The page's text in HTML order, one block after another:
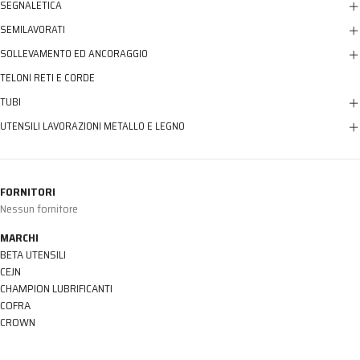
SEGNALETICA
SEMILAVORATI
SOLLEVAMENTO ED ANCORAGGIO
TELONI RETI E CORDE
TUBI
UTENSILI LAVORAZIONI METALLO E LEGNO
FORNITORI
Nessun fornitore
MARCHI
BETA UTENSILI
CEJN
CHAMPION LUBRIFICANTI
COFRA
CROWN